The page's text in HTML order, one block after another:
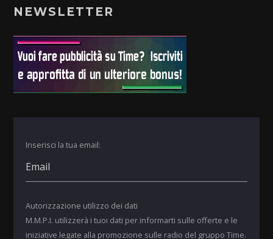
NEWSLETTER
Inserisci la tua email:
Autorizzazione utilizzo dei dati
M.M.P.I. utilizzerà i tuoi dati per informarti sulle offerte e le
iniziative legate alla promozione sulle radio del gruppo Time.